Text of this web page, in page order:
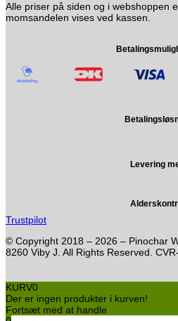
Alle priser på siden og i webshoppen
momsandelen vises ved kassen.
Levering
Trustpilot
© Copyright 2018 – 2026 – Pinochar
8260 Viby J. All Rights Reserved.
KURV0
Der er ingen produkter i kurven!
Fortsæt med at handle